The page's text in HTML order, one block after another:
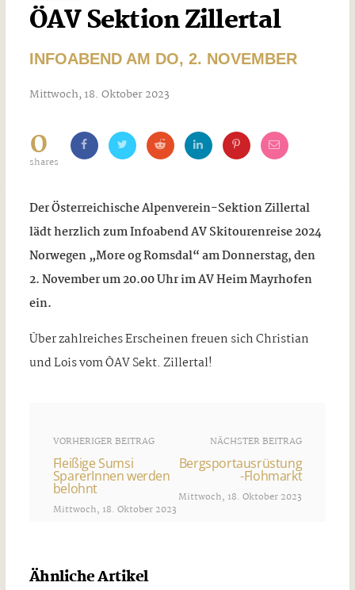
ÖAV Sektion Zillertal
INFOABEND AM DO, 2. NOVEMBER
Mittwoch, 18. Oktober 2023
0
shares
Der Österreichische Alpenverein-Sektion Zillertal
lädt herzlich zum Infoabend AV Skitourenreise 2024
Norwegen „More og Romsdal“ am Donnerstag, den
2. November um 20.00 Uhr im AV Heim Mayrhofen
ein.
Über zahlreiches Erscheinen freuen sich Christian
und Lois vom ÖAV Sekt. Zillertal!
VORHERIGER BEITRAG
Fleißige Sumsi
SparerInnen werden
belohnt
Mittwoch, 18. Oktober 2023
NÄCHSTER BEITRAG
Bergsportausrüstung
-Flohmarkt
Mittwoch, 18. Oktober 2023
Ähnliche Artikel